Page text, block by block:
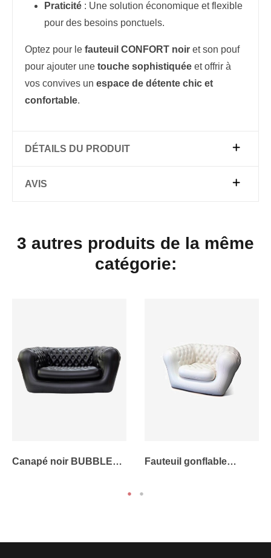
Praticité : Une solution économique et flexible
pour des besoins ponctuels.
Optez pour le fauteuil CONFORT noir et son pouf
pour ajouter une touche sophistiquée et offrir à
vos convives un espace de détente chic et
confortable.
DÉTAILS DU PRODUIT
AVIS
3 autres produits de la même
catégorie:
Canapé noir BUBBLE
Fauteuil gonflable